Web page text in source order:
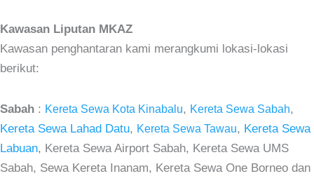
Kawasan Liputan MKAZ
Kawasan penghantaran kami merangkumi lokasi-lokasi
berikut:
Sabah : Kereta Sewa Kota Kinabalu, Kereta Sewa Sabah,
Kereta Sewa Lahad Datu, Kereta Sewa Tawau, Kereta Sewa
Labuan, Kereta Sewa Airport Sabah, Kereta Sewa UMS
Sabah, Sewa Kereta Inanam, Kereta Sewa One Borneo dan